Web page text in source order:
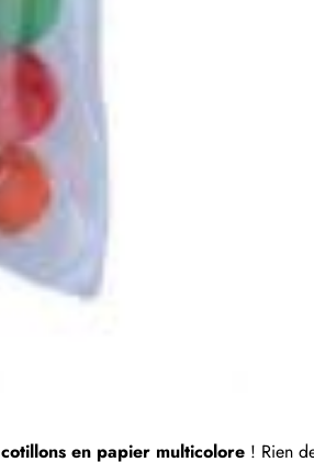
cotillons en papier multicolore! Rien